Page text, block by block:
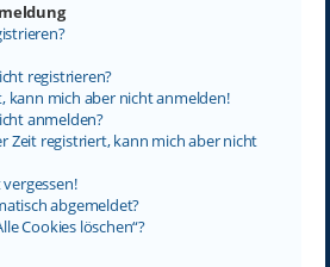
registrieren?
kann mich aber nicht anmelden!
anmelden?
Zeit registriert, kann mich aber nicht
abgemeldet?
Cookies löschen“?